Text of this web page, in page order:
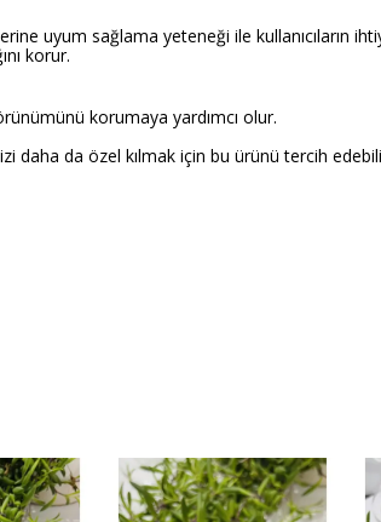
uyum sağlama yeteneği ile kullanıcıların
korur.
korumaya yardımcı olur.
daha da özel kılmak için bu ürünü tercih